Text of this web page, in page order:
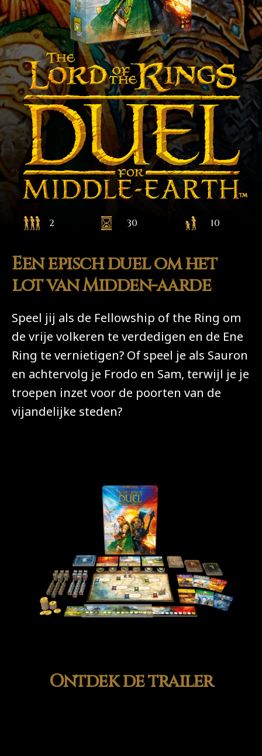
2 30 10
Een episch duel om het
lot van Midden-aarde
Speel jij als de Fellowship of the Ring om
de vrije volkeren te verdedigen en de Ene
Ring te vernietigen? Of speel je als Sauron
en achtervolg je Frodo en Sam, terwijl je je
troepen inzet voor de poorten van de
vijandelijke steden?
Ontdek de trailer